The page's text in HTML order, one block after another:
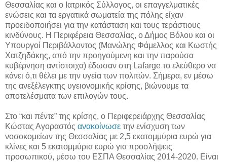
Θεσσαλίας και ο Ιατρικός Σύλλογος, οι επαγγελματικές
ενώσεις και τα εργατικά σωματεία της πόλης είχαν
προειδοποιήσει για την κατάσταση και τους τεράστιους
κινδύνους. Η Περιφέρεια Θεσσαλίας, ο Δήμος Βόλου και οι
Υπουργοί Περιβάλλοντος (Μανώλης Φάμελλος και Κωστής
Χατζηδάκης, από την προηγούμενη και την παρούσα
κυβέρνηση αντίστοιχα) έδωσαν στη Lafarge το ελεύθερο να
κάνει ό,τι θέλει με την υγεία των πολιτών. Σήμερα, εν μέσω
της ανεξέλεγκτης υγειονομικής κρίσης, βιώνουμε τα
αποτελέσματα των επιλογών τους.
Στο “και πέντε” της κρίσης, ο Περιφερειάρχης Θεσσαλίας
Κώστας Αγοραστός ανακοίνωσε την ενίσχυση των
νοσοκομείων της Θεσσαλίας με 2,5 εκατομμύρια ευρώ για
κλίνες και 5 εκατομμύρια ευρώ για προσλήψεις
προσωπικού, μέσω του ΕΣΠΑ Θεσσαλίας 2014-2020. Είναι